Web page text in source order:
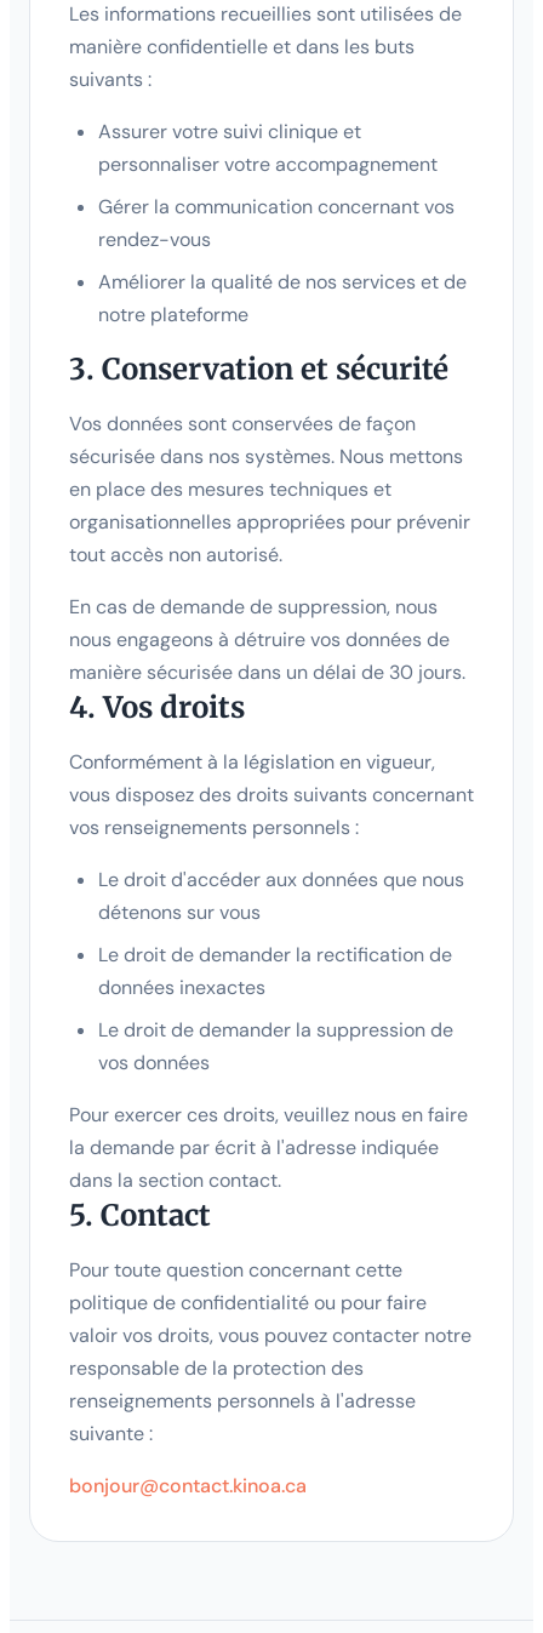
Les informations recueillies sont utilisées de
manière confidentielle et dans les buts
suivants :
Assurer votre suivi clinique et
personnaliser votre accompagnement
Gérer la communication concernant vos
rendez-vous
Améliorer la qualité de nos services et de
notre plateforme
3. Conservation et sécurité
Vos données sont conservées de façon
sécurisée dans nos systèmes. Nous mettons
en place des mesures techniques et
organisationnelles appropriées pour prévenir
tout accès non autorisé.
En cas de demande de suppression, nous
nous engageons à détruire vos données de
manière sécurisée dans un délai de 30 jours.
4. Vos droits
Conformément à la législation en vigueur,
vous disposez des droits suivants concernant
vos renseignements personnels :
Le droit d'accéder aux données que nous
détenons sur vous
Le droit de demander la rectification de
données inexactes
Le droit de demander la suppression de
vos données
Pour exercer ces droits, veuillez nous en faire
la demande par écrit à l'adresse indiquée
dans la section contact.
5. Contact
Pour toute question concernant cette
politique de confidentialité ou pour faire
valoir vos droits, vous pouvez contacter notre
responsable de la protection des
renseignements personnels à l'adresse
suivante :
bonjour@contact.kinoa.ca